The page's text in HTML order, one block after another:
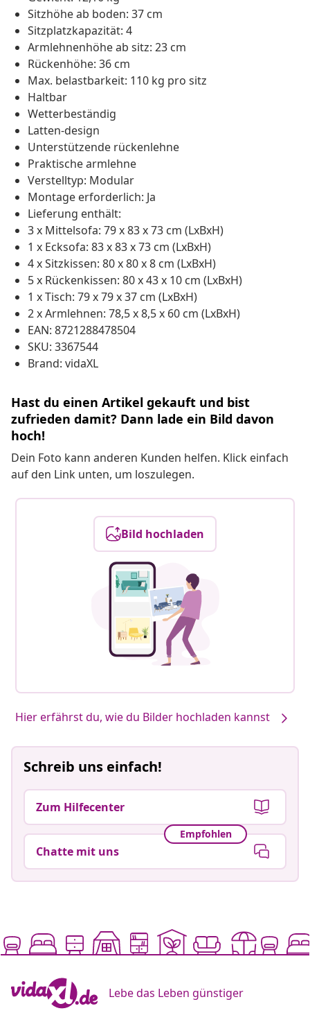
Sitzhöhe ab boden: 37 cm
Sitzplatzkapazität: 4
Armlehnenhöhe ab sitz: 23 cm
Rückenhöhe: 36 cm
Max. belastbarkeit: 110 kg pro sitz
Haltbar
Wetterbeständig
Latten-design
Unterstützende rückenlehne
Praktische armlehne
Verstelltyp: Modular
Montage erforderlich: Ja
Lieferung enthält:
3 x Mittelsofa: 79 x 83 x 73 cm (LxBxH)
1 x Ecksofa: 83 x 83 x 73 cm (LxBxH)
4 x Sitzkissen: 80 x 80 x 8 cm (LxBxH)
5 x Rückenkissen: 80 x 43 x 10 cm (LxBxH)
1 x Tisch: 79 x 79 x 37 cm (LxBxH)
2 x Armlehnen: 78,5 x 8,5 x 60 cm (LxBxH)
EAN: 8721288478504
SKU: 3367544
Brand: vidaXL
Hast du einen Artikel gekauft und bist
zufrieden damit? Dann lade ein Bild davon
hoch!
Dein Foto kann anderen Kunden helfen. Klick einfach
auf den Link unten, um loszulegen.
Bild hochladen
Hier erfährst du, wie du Bilder hochladen kannst
Schreib uns einfach!
Zum Hilfecenter
Empfohlen
Chatte mit uns
Lebe das Leben günstiger